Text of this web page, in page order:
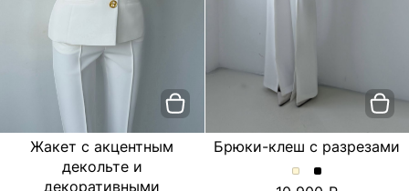
Жакет с акцентным
декольте и
декоративными
Брюки-клеш с разрезами
Брюки-Брюки-